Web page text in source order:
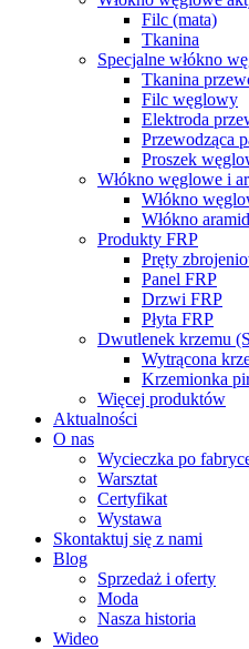
Filc (mata)
Tkanina
Specjalne włókno
Tkanina
Filc węglowy
Elektroda
Przewodząca
Proszek
Włókno węglowe i
Włókno
Włókno
Produkty FRP
Pręty
Panel FRP
Drzwi FRP
Płyta FRP
Dwutlenek krzemu
Wytrącona
Krzemionka
Więcej produktów
Aktualności
O nas
Wycieczka po
Warsztat
Certyfikat
Wystawa
Skontaktuj się z nami
Blog
Sprzedaż i oferty
Moda
Nasza historia
Wideo